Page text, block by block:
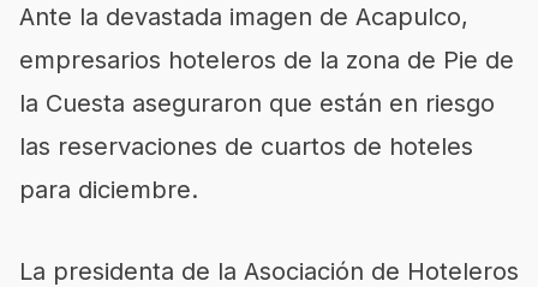
Ante la devastada imagen de Acapulco,
empresarios hoteleros de la zona de Pie de
la Cuesta aseguraron que están en riesgo
las reservaciones de cuartos de hoteles
para diciembre.
La presidenta de la Asociación de Hoteleros